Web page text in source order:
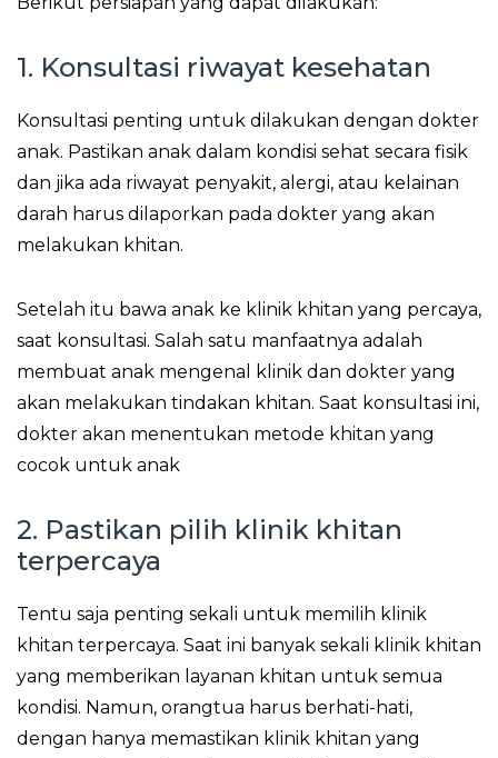
1. Konsultasi riwayat kesehatan
Konsultasi penting untuk dilakukan dengan dokter
anak. Pastikan anak dalam kondisi sehat secara fisik
dan jika ada riwayat penyakit, alergi, atau kelainan
darah harus dilaporkan pada dokter yang akan
melakukan khitan.
Setelah itu bawa anak ke klinik khitan yang percaya,
saat konsultasi. Salah satu manfaatnya adalah
membuat anak mengenal klinik dan dokter yang
akan melakukan tindakan khitan. Saat konsultasi ini,
dokter akan menentukan metode khitan yang
cocok untuk anak
2. Pastikan pilih klinik khitan
terpercaya
Tentu saja penting sekali untuk memilih klinik
khitan terpercaya. Saat ini banyak sekali klinik khitan
yang memberikan layanan khitan untuk semua
kondisi. Namun, orangtua harus berhati-hati,
dengan hanya memastikan klinik khitan yang